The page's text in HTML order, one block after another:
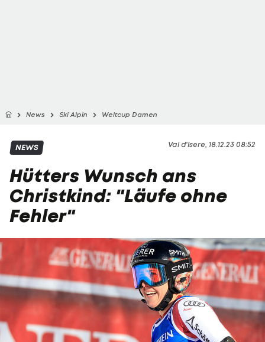
News Ski Alpin Weltcup Damen
Val d'Isere, 18.12.23 08:52
NEWS
Hütters Wunsch ans
Christkind: "Läufe ohne
Fehler"